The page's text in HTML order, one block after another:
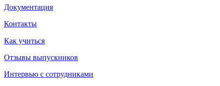
Документация
Контакты
Как учиться
Отзывы выпускников
Интервью с сотрудниками